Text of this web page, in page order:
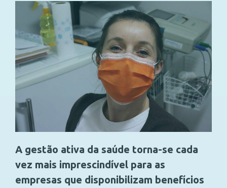
A gestão ativa da saúde torna-se cada
vez mais imprescindível para as
empresas que disponibilizam benefícios